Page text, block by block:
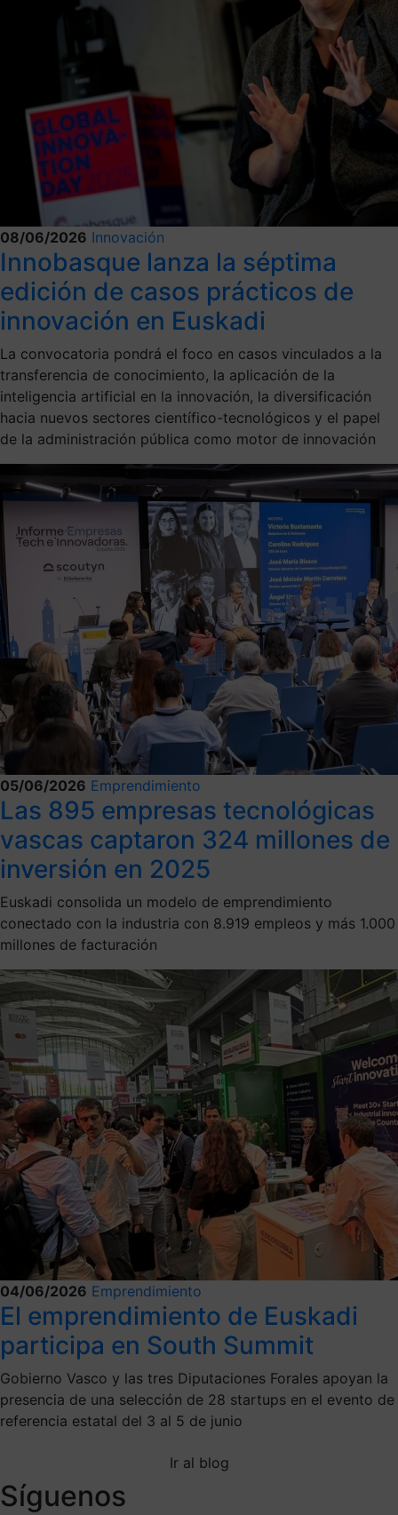
08/06/2026 Innovación
Innobasque lanza la séptima
edición de casos prácticos de
innovación en Euskadi
La convocatoria pondrá el foco en casos vinculados a la
transferencia de conocimiento, la aplicación de la
inteligencia artificial en la innovación, la diversificación
hacia nuevos sectores científico-tecnológicos y el papel
de la administración pública como motor de innovación
05/06/2026 Emprendimiento
Las 895 empresas tecnológicas
vascas captaron 324 millones de
inversión en 2025
Euskadi consolida un modelo de emprendimiento
conectado con la industria con 8.919 empleos y más 1.000
millones de facturación
04/06/2026 Emprendimiento
El emprendimiento de Euskadi
participa en South Summit
Gobierno Vasco y las tres Diputaciones Forales apoyan la
presencia de una selección de 28 startups en el evento de
referencia estatal del 3 al 5 de junio
Ir al blog
Síguenos